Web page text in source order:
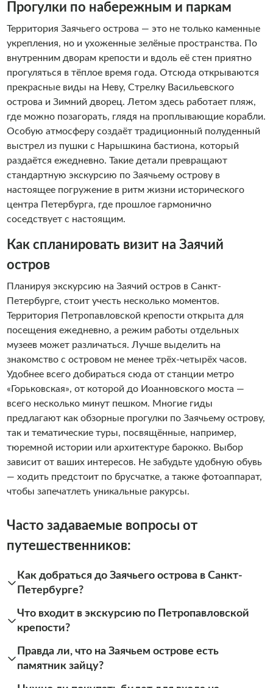
Прогулки по набережным и паркам
Территория Заячьего острова — это не только каменные
укрепления, но и ухоженные зелёные пространства. По
внутренним дворам крепости и вдоль её стен приятно
прогуляться в тёплое время года. Отсюда открываются
прекрасные виды на Неву, Стрелку Васильевского
острова и Зимний дворец. Летом здесь работает пляж,
где можно позагорать, глядя на проплывающие корабли.
Особую атмосферу создаёт традиционный полуденный
выстрел из пушки с Нарышкина бастиона, который
раздаётся ежедневно. Такие детали превращают
стандартную экскурсию по Заячьему острову в
настоящее погружение в ритм жизни исторического
центра Петербурга, где прошлое гармонично
соседствует с настоящим.
Как спланировать визит на Заячий
остров
Планируя экскурсию на Заячий остров в Санкт-
Петербурге, стоит учесть несколько моментов.
Территория Петропавловской крепости открыта для
посещения ежедневно, а режим работы отдельных
музеев может различаться. Лучше выделить на
знакомство с островом не менее трёх-четырёх часов.
Удобнее всего добираться сюда от станции метро
«Горьковская», от которой до Иоанновского моста —
всего несколько минут пешком. Многие гиды
предлагают как обзорные прогулки по Заячьему острову,
так и тематические туры, посвящённые, например,
тюремной истории или архитектуре барокко. Выбор
зависит от ваших интересов. Не забудьте удобную обувь
— ходить предстоит по брусчатке, а также фотоаппарат,
чтобы запечатлеть уникальные ракурсы.
Часто задаваемые вопросы от
путешественников:
Как добраться до Заячьего острова в Санкт-
Петербурге?
Что входит в экскурсию по Петропавловской
крепости?
Правда ли, что на Заячьем острове есть
памятник зайцу?